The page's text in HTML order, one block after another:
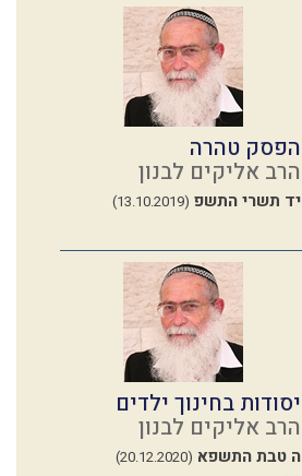
הפסק טהרה
הרב אליקים לבנון
יד תשרי התשפ (13.10.2019)
יסודות בחינוך ילדים
הרב אליקים לבנון
ה טבת התשפא (20.12.2020)